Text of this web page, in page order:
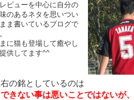
ビューを中心に自分の
のあるネタを思いつい
ま書いているブログで
に猫も登場して癒やし
供してます^^
の銘としているのは
できない事は悪いことではないが